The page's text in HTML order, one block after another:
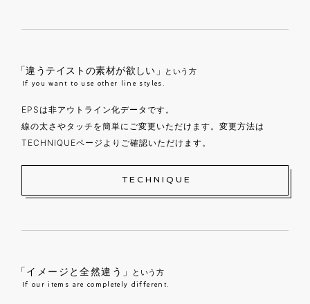
「違うテイストの素材が欲しい」 という方
If you want to use other line styles.
EPSは非アウトライン化データです。
線の太さやタッチを簡単にご変更いただけます。変更方法は
TECHNIQUEページよりご確認いただけます。
TECHNIQUE
「イメージと全然違う」 という方
If our items are completely different.